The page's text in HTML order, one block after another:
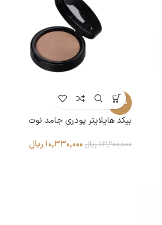
-22%
بیکد هایلایتر پودری جامد نوت
۱۳,۲۰۰,۰۰۰ ریال ۱۰,۳۳۰,۰۰۰ریال